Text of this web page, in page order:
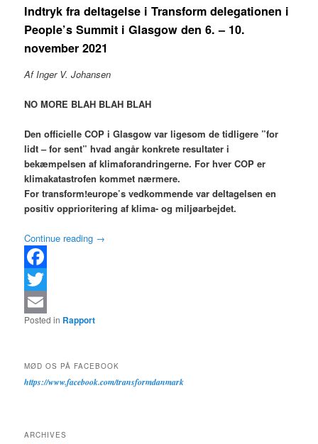
Indtryk fra deltagelse i Transform delegationen i
People’s Summit i Glasgow den 6. – 10.
november 2021
Af Inger V. Johansen
NO MORE BLAH BLAH BLAH
Den officielle COP i Glasgow var ligesom de tidligere ”for
lidt – for sent” hvad angår konkrete resultater i
bekæmpelsen af klimaforandringerne. For hver COP er
klimakatastrofen kommet nærmere.
For transform!europe’s vedkommende var deltagelsen en
positiv opprioritering af klima- og miljøarbejdet.
Continue reading →
Facebook
Twitter
Email
Posted in Rapport
MØD OS PÅ FACEBOOK
https://www.facebook.com/transformdanmark
ARCHIVES